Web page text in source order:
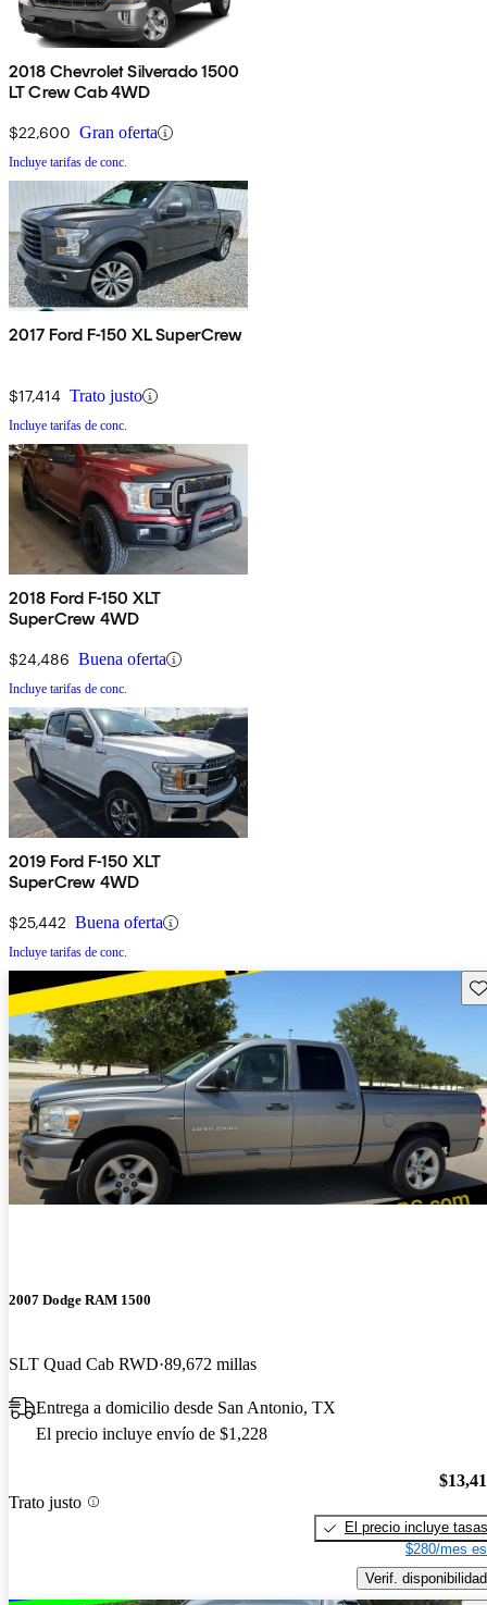
2018 Chevrolet Silverado 1500
LT Crew Cab 4WD
$22,600 Gran oferta
Incluye tarifas de conc.
2017 Ford F-150 XL SuperCrew
$17,414 Trato justo
Incluye tarifas de conc.
2018 Ford F-150 XLT
SuperCrew 4WD
$24,486 Buena oferta
Incluye tarifas de conc.
2019 Ford F-150 XLT
SuperCrew 4WD
$25,442 Buena oferta
Incluye tarifas de conc.
2007 Dodge RAM 1500
SLT Quad Cab RWD 89,672 millas
Entrega a domicilio desde San Antonio, TX
El precio incluye envío de $1,228
Trato justo
El precio incluye tasas
$280/mes
Verif. disponibilidad